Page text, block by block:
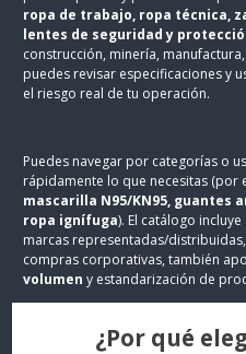
ropa de trabajo, ropa técnica,
lentes de seguridad y
construcción, minería,
puedes revisar especificaciones y
el riesgo real de tu operación.
Puedes navegar por categorías o
rápidamente lo que necesitas (por
mascarilla N95/KN95, guantes
ropa ignífuga). El catálogo
marcas representadas/
compras corporativas, también
volumen y estandarización de
¿Por qué